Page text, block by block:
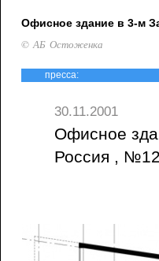
Офисное здание в 3-м
© АБ Остоженка
пресса:
30.11.2001
Офисное
Россия , №12